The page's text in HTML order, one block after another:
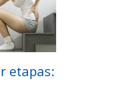
etapas: